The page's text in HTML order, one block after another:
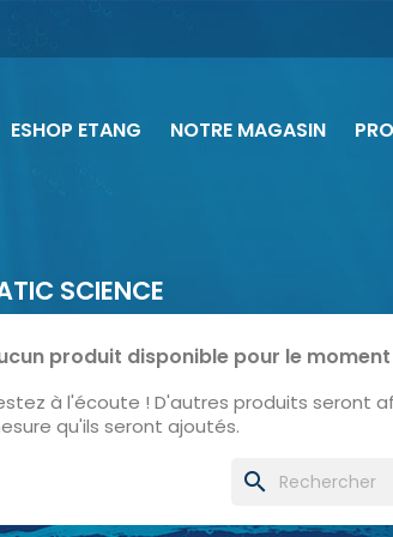
ESHOP ETANG NOTRE MAGASIN
SCIENCE
produit disponible pour le moment
à l'écoute ! D'autres produits seront
qu'ils seront ajoutés.
search